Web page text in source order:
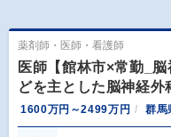
薬剤師・医師・看護師
医師【館林市×常勤_
どを主とした脳神経外
1600万円～2499万円 群馬